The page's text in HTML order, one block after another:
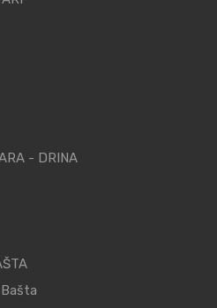
- DRINA
Bašta